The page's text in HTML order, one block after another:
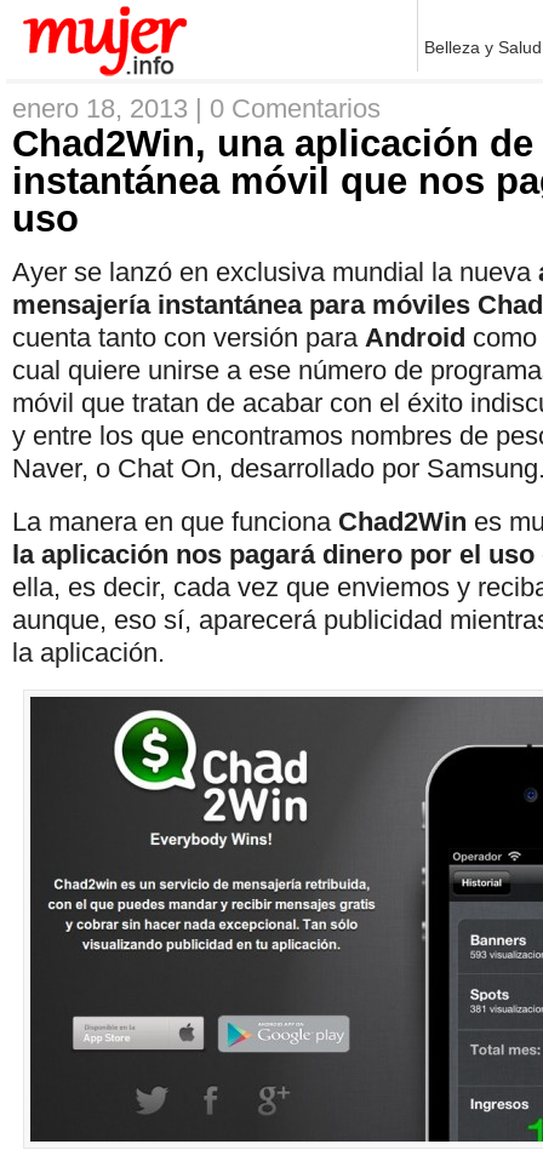
Belleza y Salud
enero 18, 2013 | 0 Comentarios
Chad2Win, una aplicación
instantánea móvil que nos
uso
Ayer se lanzó en exclusiva mundial la nueva
mensajería instantánea para móviles
cuenta tanto con versión para Android
cual quiere unirse a ese número de
móvil que tratan de acabar con el éxito
y entre los que encontramos nombres de
Naver, o Chat On, desarrollado por
La manera en que funciona Chad2Win es
la aplicación nos pagará dinero por el uso
ella, es decir, cada vez que enviemos y
aunque, eso sí, aparecerá publicidad
la aplicación.